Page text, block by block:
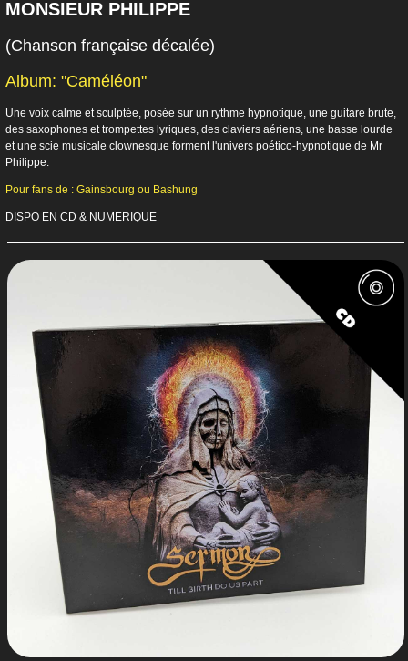
MONSIEUR PHILIPPE
(Chanson française décalée)
Album: "Caméléon"
Une voix calme et sculptée, posée sur un rythme hypnotique, une guitare brute,
des saxophones et trompettes lyriques, des claviers aériens, une basse lourde
et une scie musicale clownesque forment l'univers poético-hypnotique de Mr
Philippe.
Pour fans de : Gainsbourg ou Bashung
DISPO EN CD & NUMERIQUE